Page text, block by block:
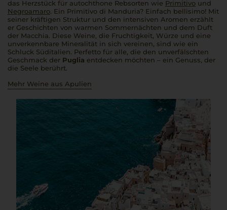
das Herzstück für autochthone Rebsorten wie Primitivo und
Negroamaro. Ein Primitivo di Manduria? Einfach bellisimo! Mit
seiner kräftigen Struktur und den intensiven Aromen erzählt
er Geschichten von warmen Sommernächten und dem Duft
der Macchia. Diese Weine, die Fruchtigkeit, Würze und eine
unverkennbare Mineralität in sich vereinen, sind wie ein
Schluck Süditalien. Perfetto für alle, die den unverfälschten
Geschmack der Puglia entdecken möchten – ein Genuss, der
die Seele berührt.
Mehr Weine aus Apulien